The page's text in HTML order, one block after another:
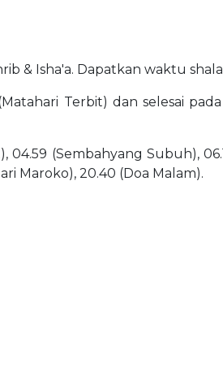
& Isha'a. Dapatkan waktu
Terbit) dan selesai
(Sembahyang Subuh),
Maroko), 20.40 (Doa Malam).